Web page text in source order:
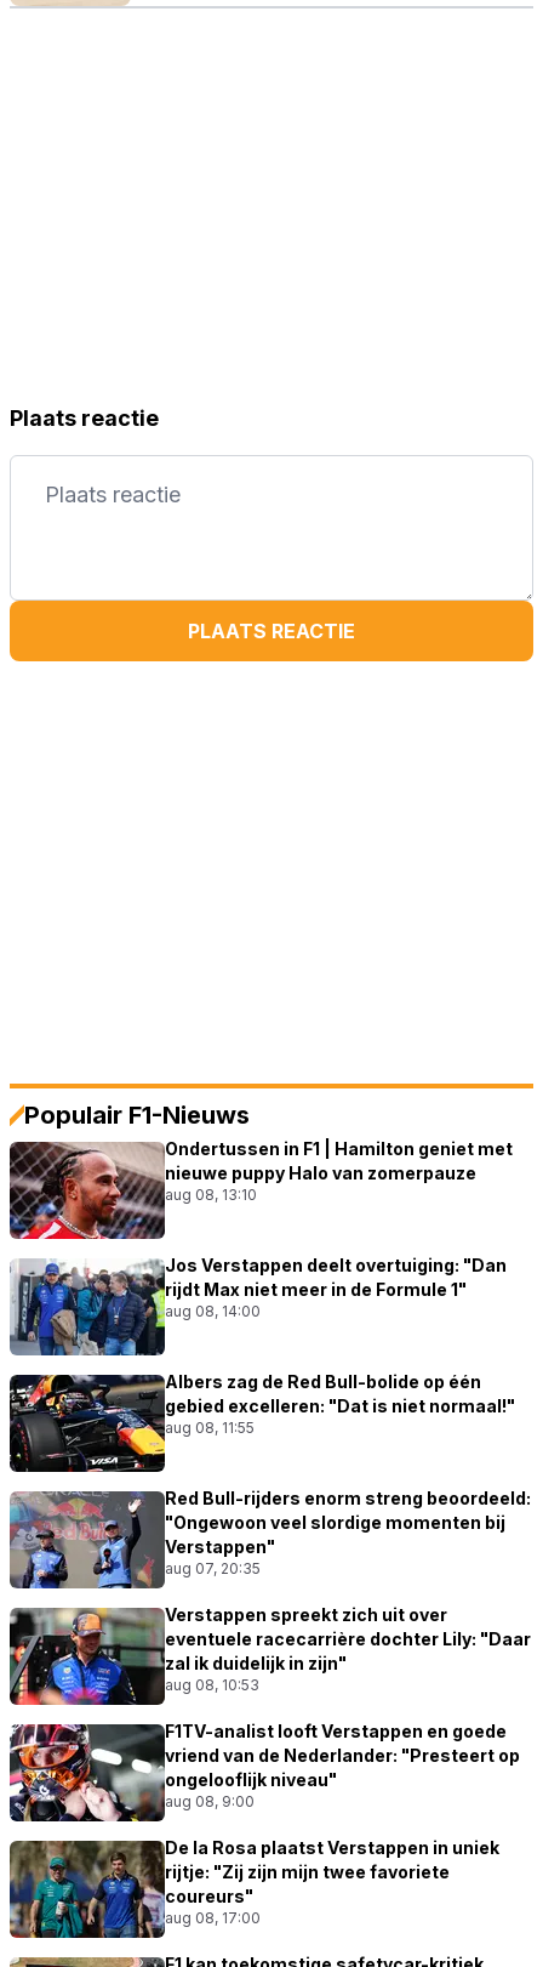
indrukwekkend'
Plaats reactie
PLAATS REACTIE
Populair F1-Nieuws
Ondertussen in F1 | Hamilton geniet met
nieuwe puppy Halo van zomerpauze
aug 08, 13:10
Jos Verstappen deelt overtuiging: "Dan
rijdt Max niet meer in de Formule 1"
aug 08, 14:00
Albers zag de Red Bull-bolide op één
gebied excelleren: "Dat is niet normaal!"
aug 08, 11:55
Red Bull-rijders enorm streng beoordeeld:
"Ongewoon veel slordige momenten bij
Verstappen"
aug 07, 20:35
Verstappen spreekt zich uit over
eventuele racecarrière dochter Lily: "Daar
zal ik duidelijk in zijn"
aug 08, 10:53
F1TV-analist looft Verstappen en goede
vriend van de Nederlander: "Presteert op
ongelooflijk niveau"
aug 08, 9:00
De la Rosa plaatst Verstappen in uniek
rijtje: "Zij zijn mijn twee favoriete
coureurs"
aug 08, 17:00